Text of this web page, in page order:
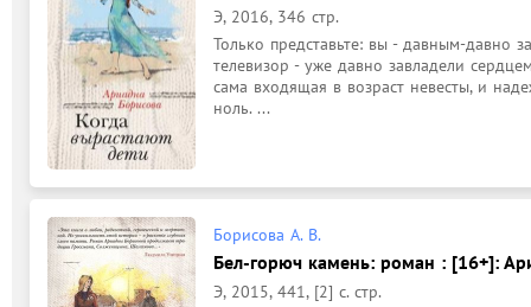
Э, 2016, 346 стр.
Только представьте: вы - давным-давно
телевизор - уже давно завладели
сама входящая в возраст невесты, и
ноль. ...
Борисова А. В.
Бел-горюч камень: роман : [16+]:
Э, 2015, 441, [2] с. стр.